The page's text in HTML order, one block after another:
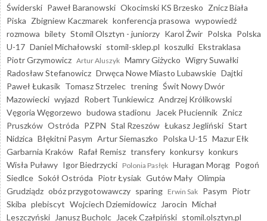
Świderski Paweł Baranowski Okocimski KS Brzesko Znicz Biała
Piska Zbigniew Kaczmarek konferencja prasowa wypowiedź
rozmowa bilety Stomil Olsztyn - juniorzy Karol Żwir Polska Polska
U-17 Daniel Michałowski stomil-sklep.pl koszulki Ekstraklasa
Piotr Grzymowicz Artur Aluszyk Mamry Giżycko Wigry Suwałki
Radosław Stefanowicz Drwęca Nowe Miasto Lubawskie Dajtki
Paweł Łukasik Tomasz Strzelec trening Świt Nowy Dwór
Mazowiecki wyjazd Robert Tunkiewicz Andrzej Królikowski
Vęgoria Węgorzewo budowa stadionu Jacek Płuciennik Znicz
Pruszków Ostróda PZPN Stal Rzeszów Łukasz Jegliński Start
Nidzica Błękitni Pasym Artur Siemaszko Polska U-15 Mazur Ełk
Garbarnia Kraków Rafał Remisz transfery konkursy konkurs
Wisła Puławy Igor Biedrzycki Polonia Pasłęk Huragan Morąg Pogoń
Siedlce Sokół Ostróda Piotr Łysiak Gutów Mały Olimpia
Grudziądz obóz przygotowawczy sparing Erwin Sak Pasym Piotr
Skiba plebiscyt Wojciech Dziemidowicz Jarocin Michał
Leszczyński
Janusz Bucholc Jacek Czałpiński stomil.olsztyn.pl